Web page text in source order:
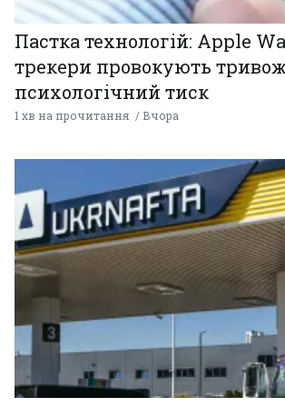
Пастка технологій: Apple
трекери провокують
психологічний тиск
1 хв на прочитання Вчора